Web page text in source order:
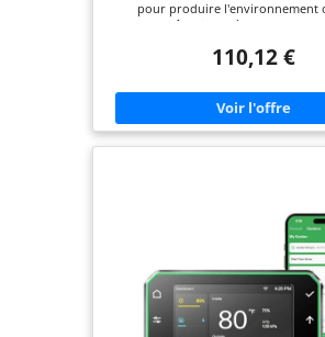
pour produire l'environnement
Contrôlez jusqu'à quatre
fournissez à chacun sa propre
modifier dynamiquement les niveaux
de luminosité en réponse à la
l'humidité et au VPD. La
supplémentaire comprend les
programmes avancés, définir des
notifications et afficher les données
110,12 €